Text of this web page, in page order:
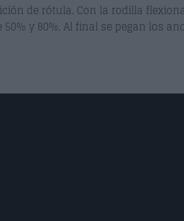
de rótula. Con la rodilla
y 80%. Al final se pegan los